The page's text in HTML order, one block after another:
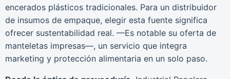
encerados plásticos tradicionales. Para un distribuidor
de insumos de empaque, elegir esta fuente significa
ofrecer sustentabilidad real. —Es notable su oferta de
manteletas impresas—, un servicio que integra
marketing y protección alimentaria en un solo paso.